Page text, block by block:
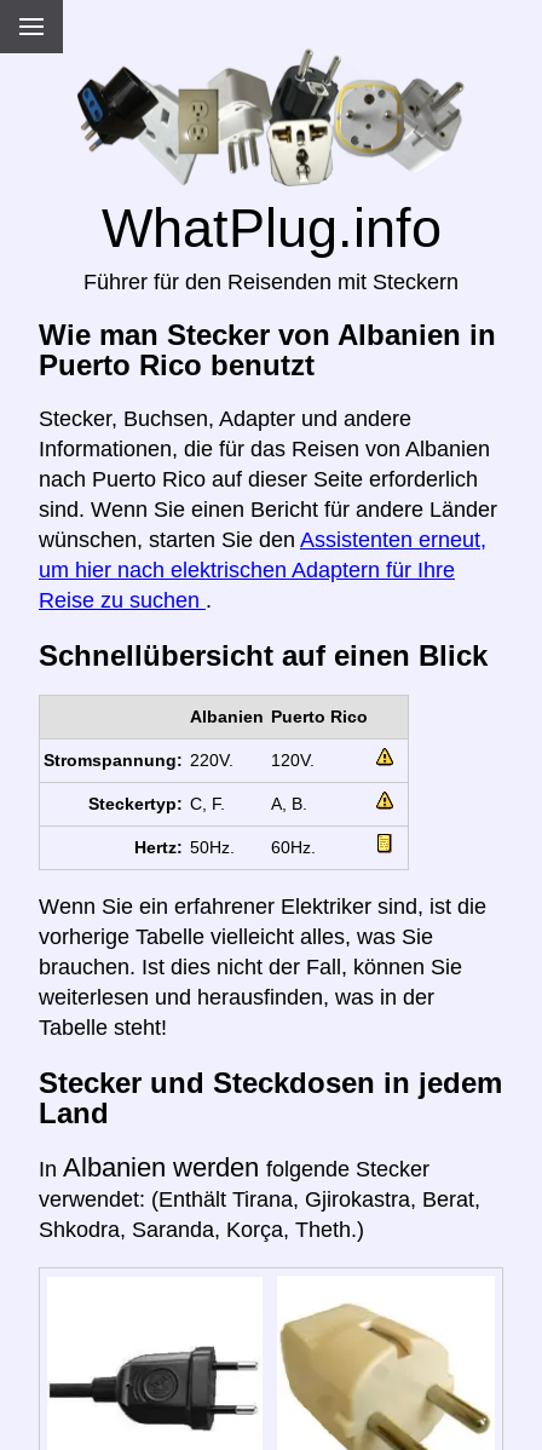
WhatPlug.info
Führer für den Reisenden mit Steckern
Wie man Stecker von Albanien in
Puerto Rico benutzt
Stecker, Buchsen, Adapter und andere
Informationen, die für das Reisen von Albanien
nach Puerto Rico auf dieser Seite erforderlich
sind. Wenn Sie einen Bericht für andere Länder
wünschen, starten Sie den Assistenten erneut,
um hier nach elektrischen Adaptern für Ihre
Reise zu suchen .
Schnellübersicht auf einen Blick
Albanien Puerto Rico
Stromspannung: 220V. 120V.
Steckertyp: C, F. A, B.
Hertz: 50Hz. 60Hz.
Wenn Sie ein erfahrener Elektriker sind, ist die
vorherige Tabelle vielleicht alles, was Sie
brauchen. Ist dies nicht der Fall, können Sie
weiterlesen und herausfinden, was in der
Tabelle steht!
Stecker und Steckdosen in jedem
Land
In Albanien werden folgende Stecker
verwendet: (Enthält Tirana, Gjirokastra, Berat,
Shkodra, Saranda, Korça, Theth.)